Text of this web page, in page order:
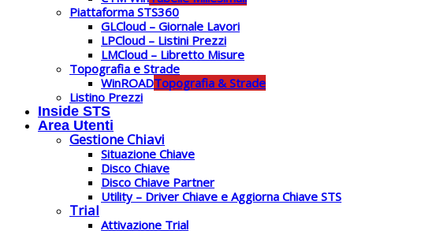
Piattaforma STS360
GLCloud – Giornale Lavori
LPCloud – Listini Prezzi
LMCloud – Libretto Misure
Topografia e Strade
WinROADTopografia & Strade
Listino Prezzi
Inside STS
Area Utenti
Gestione Chiavi
Situazione Chiave
Disco Chiave
Disco Chiave Partner
Utility – Driver Chiave e Aggiorna Chiave STS
Trial
Attivazione Trial